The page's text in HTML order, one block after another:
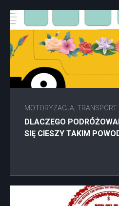
MOTORYZACJA, TRANSPORT
DLACZEGO
SIĘ CIESZY TAKIM